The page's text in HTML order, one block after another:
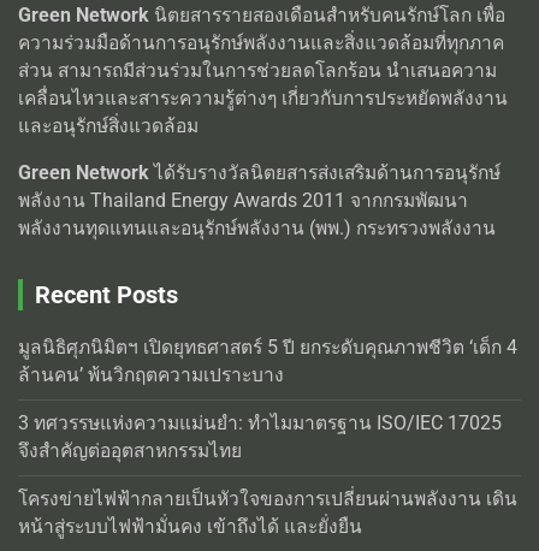
Green Network นิตยสารรายสองเดือนสำหรับคนรักษ์โลก เพื่อ
ความร่วมมือด้านการอนุรักษ์พลังงานและสิ่งแวดล้อมที่ทุกภาค
ส่วน สามารถมีส่วนร่วมในการช่วยลดโลกร้อน นำเสนอความ
เคลื่อนไหวและสาระความรู้ต่างๆ เกี่ยวกับการประหยัดพลังงาน
และอนุรักษ์สิ่งแวดล้อม
Green Networkได้รับรางวัลนิตยสารส่งเสริมด้านการอนุรักษ์
พลังงาน Thailand Energy Awards 2011 จากกรมพัฒนา
พลังงานทุดแทนและอนุรักษ์พลังงาน (พพ.) กระทรวงพลังงาน
Recent Posts
มูลนิธิศุภนิมิตฯ เปิดยุทธศาสตร์ 5 ปี ยกระดับคุณภาพชีวิต ‘เด็ก 4
ล้านคน’ พ้นวิกฤตความเปราะบาง
3 ทศวรรษแห่งความแม่นยำ: ทำไมมาตรฐาน ISO/IEC 17025
จึงสำคัญต่ออุตสาหกรรมไทย
โครงข่ายไฟฟ้ากลายเป็นหัวใจของการเปลี่ยนผ่านพลังงาน เดิน
หน้าสู่ระบบไฟฟ้ามั่นคง เข้าถึงได้ และยั่งยืน